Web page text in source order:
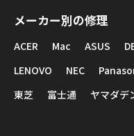
メーカー別の修理
ACER Mac ASUS
LENOVO
NEC
東芝
富士通 ヤマダデ